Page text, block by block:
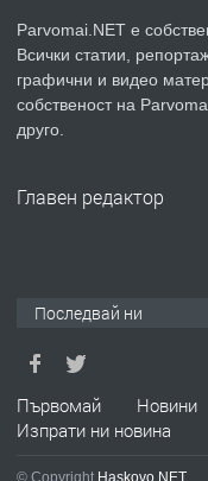
ПРЕДЛАГА
ПРЕДЛАГА
Parvomai.NET е
Всички статии,
графични и видео
собственост на
друго.
Главен редактор
Последвай ни
Първомай Новини
Изпрати ни новина
© Copyright Haskovo.NET